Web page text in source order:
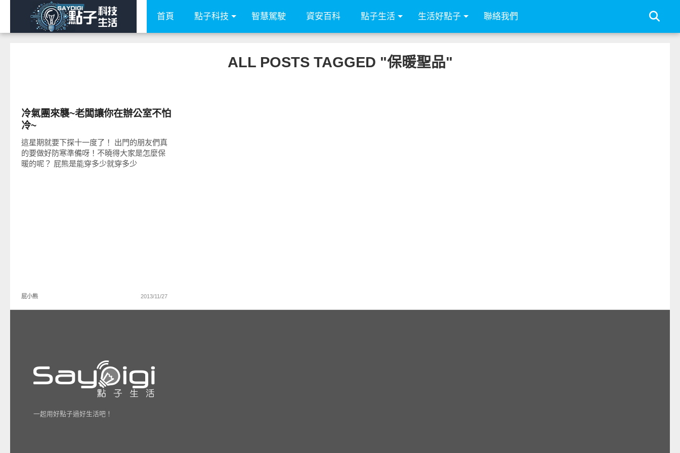
首頁 點子科技 智慧駕駛 資安百科 點子生活 生活好點子 聯絡我們
ALL POSTS TAGGED "保暖聖品"
冷氣團來襲~老闆讓你在辦公室不怕
冷~
這星期就要下探十一度了！ 出門的朋友們真
的要做好防寒準備呀！不曉得大家是怎麼保
暖的呢？ 屁熊是能穿多少就穿多少
屁小熊 2013/11/27
一起用好點子過好生活吧！